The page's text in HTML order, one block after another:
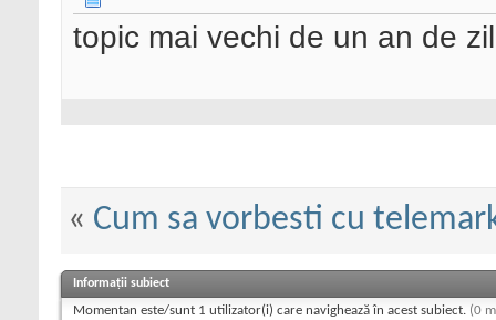
topic mai vechi de un an de
« Cum sa vorbesti cu
Informații subiect
Momentan este/sunt 1 utilizator(i) care navighează în acest subiect. (0